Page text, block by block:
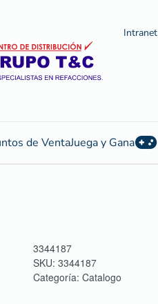
Intranet
de VentaJuega y Gana
3344187
SKU: 3344187
Categoría: Catalogo